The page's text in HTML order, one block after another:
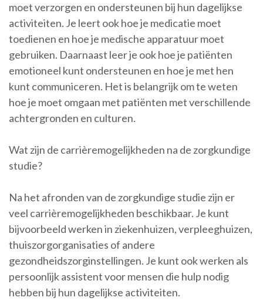
moet verzorgen en ondersteunen bij hun dagelijkse
activiteiten. Je leert ook hoe je medicatie moet
toedienen en hoe je medische apparatuur moet
gebruiken. Daarnaast leer je ook hoe je patiënten
emotioneel kunt ondersteunen en hoe je met hen
kunt communiceren. Het is belangrijk om te weten
hoe je moet omgaan met patiënten met verschillende
achtergronden en culturen.
Wat zijn de carrièremogelijkheden na de zorgkundige
studie?
Na het afronden van de zorgkundige studie zijn er
veel carrièremogelijkheden beschikbaar. Je kunt
bijvoorbeeld werken in ziekenhuizen, verpleeghuizen,
thuiszorgorganisaties of andere
gezondheidszorginstellingen. Je kunt ook werken als
persoonlijk assistent voor mensen die hulp nodig
hebben bij hun dagelijkse activiteiten.